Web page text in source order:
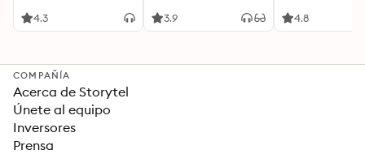
Ideas Revolucionarias
4.3 3.9 4.8
COMPAÑÍA
Acerca de Storytel
Únete al equipo
Inversores
Prensa